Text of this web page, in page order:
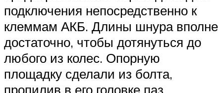
подключения непосредственно к
клеммам АКБ. Длины шнура вполне
достаточно, чтобы дотянуться до
любого из колес. Опорную
площадку сделали из болта,
пропилив в его головке паз.